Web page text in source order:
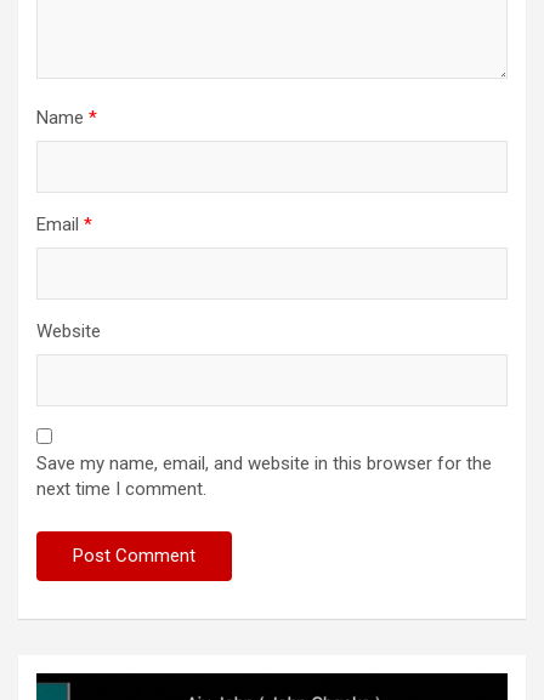
Name *
Email *
Website
Save my name, email, and website in this browser for the
next time I comment.